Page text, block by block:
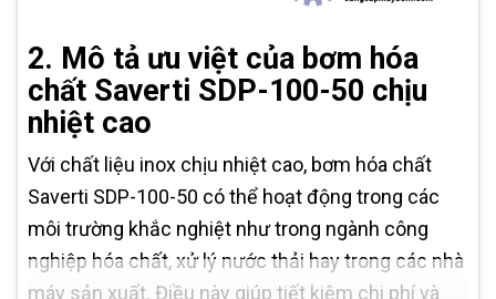
2. Mô tả ưu việt của bơm hóa
chất Saverti SDP-100-50 chịu
nhiệt cao
Với chất liệu inox chịu nhiệt cao, bơm hóa chất
Saverti SDP-100-50 có thể hoạt động trong các
môi trường khắc nghiệt như trong ngành công
nghiệp hóa chất, xử lý nước thải hay trong các nhà
máy sản xuất. Điều này giúp tiết kiệm chi phí và